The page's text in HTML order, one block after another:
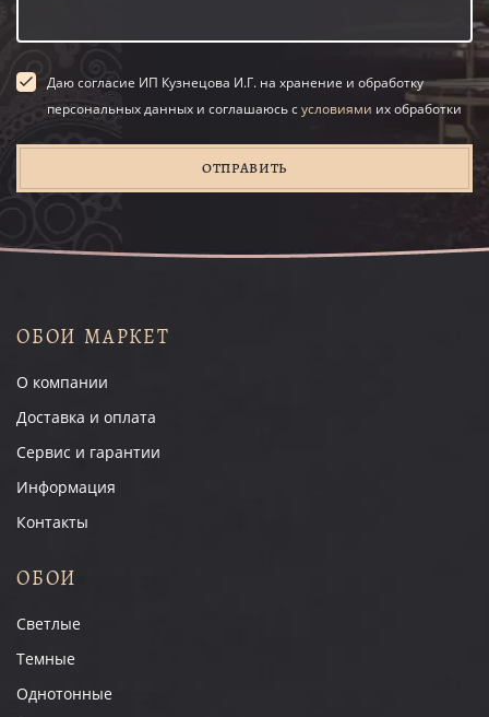
Даю согласие ИП Кузнецова И.Г. на хранение и обработку
персональных данных и соглашаюсь сусловиями их обработки
ОТПРАВИТЬ
ОБОИ МАРКЕТ
О компании
Доставка и оплата
Сервис и гарантии
Информация
Контакты
ОБОИ
Светлые
Темные
Однотонные